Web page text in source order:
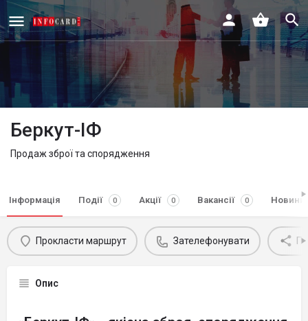
Беркут-ІФ
Продаж зброї та спорядження
Інформація Події 0 Акції 0 Вакансії 0 Новини
Прокласти маршрут Зателефонувати
Опис